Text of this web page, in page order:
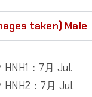
taken) Male
：7月 Jul.
：7月 Jul.